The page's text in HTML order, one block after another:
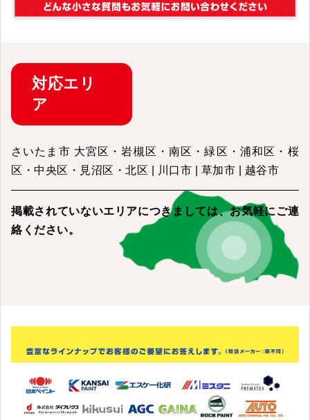
対応エリ
ア
さいたま市 大宮区・岩槻区・南区・緑区・浦和区・桜
区・中央区・見沼区・北区 | 川口市 | 草加市 | 越谷市
掲載されていないエリアにつきましては、お気軽にご連
絡ください。